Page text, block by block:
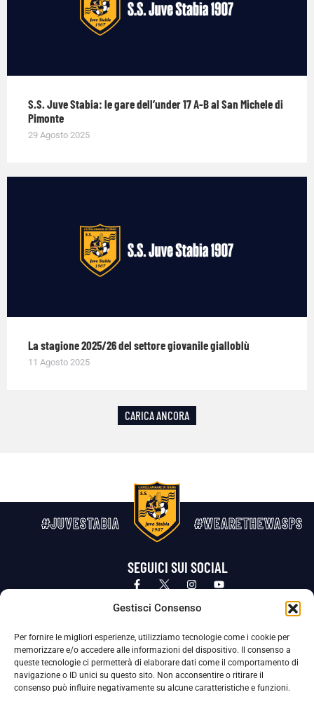
Gestisci Consenso
Per fornire le migliori esperienze, utilizziamo tecnologie come i cookie per
memorizzare e/o accedere alle informazioni del dispositivo. Il consenso a
queste tecnologie ci permetterà di elaborare dati come il comportamento di
navigazione o ID unici su questo sito. Non acconsentire o ritirare il
consenso può influire negativamente su alcune caratteristiche e funzioni.
S.S. Juve Stabia: le gare dell’under 17 A-B al San Michele di
Pimonte
29 Agosto 2025
La stagione 2025/26 del settore giovanile gialloblù
11 Agosto 2025
CARICA ANCORA
#JUVESTABIA #WEARETHEWASPS
SEGUICI SUI SOCIAL
Privacy Policy Cookie Policy
La Società ha nominato il Responsabile della Protezione dei Dati Personali (DPO), figura specializzata che vigila sulle modalità
adottate dalla nostra Società per tutelare i Suoi dati personali.
Per contattare il DPO può scrivere a